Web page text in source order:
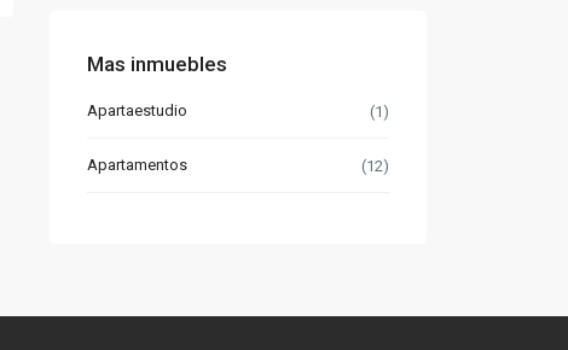
Mas inmuebles
Apartaestudio (1)
Apartamentos (12)